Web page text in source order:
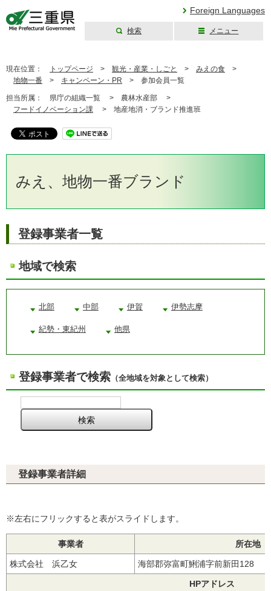
Foreign Languages
検索 メニュー
現在位置： トップページ > 観光・産業・しごと > みえの食 >
地物一番 > キャンペーン・PR > 参加会員一覧
担当所属： 県庁の組織一覧 > 農林水産部 >
フードイノベーション課 > 地産地消・ブランド推進班
みえ、地物一番ブランド
登録事業者一覧
地域で検索
北部 中部 伊賀 伊勢志摩
紀勢・東紀州 他県
登録事業者で検索 （全地域を対象として検索）
登録事業者詳細
※左右にフリックすると表がスライドします。
事業者 所在地
株式会社 浜乙女 海部郡弥富町鯏浦字前新田128
HPアドレス